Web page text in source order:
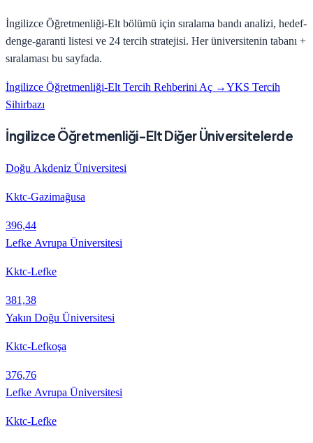
İngilizce Öğretmenliği-Elt bölümü için sıralama bandı analizi, hedef-
denge-garanti listesi ve 24 tercih stratejisi. Her üniversitenin tabanı +
sıralaması bu sayfada.
İngilizce Öğretmenliği-Elt Tercih Rehberini Aç →YKS Tercih
Sihirbazı
İngilizce Öğretmenliği-Elt Diğer Üniversitelerde
Doğu Akdeniz Üniversitesi
Kktc-Gazimağusa
396,44
Lefke Avrupa Üniversitesi
Kktc-Lefke
381,38
Yakın Doğu Üniversitesi
Kktc-Lefkoşa
376,76
Lefke Avrupa Üniversitesi
Kktc-Lefke